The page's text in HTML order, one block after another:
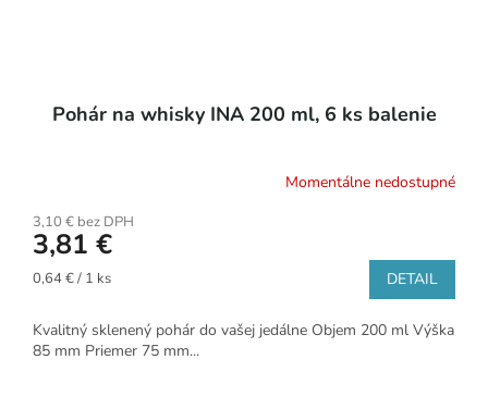
Pohár na whisky INA 200 ml, 6 ks balenie
Momentálne nedostupné
3,10 € bez DPH
3,81 €
Jednotková
0,64 € / 1 ks DETAIL
Kvalitný sklenený pohár do vašej jedálne Objem 200 ml Výška
85 mm Priemer 75 mm...